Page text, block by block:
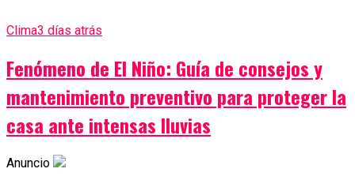
Clima3 días atrás
Fenómeno de El Niño: Guía de consejos y
mantenimiento preventivo para proteger la
casa ante intensas lluvias
Anuncio